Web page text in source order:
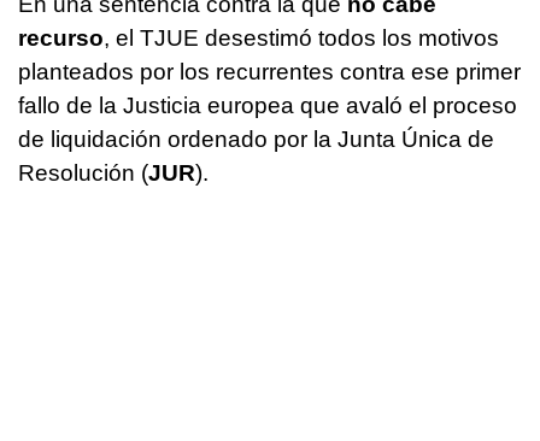
recurso, el TJUE desestimó todos los motivos
planteados por los recurrentes contra ese primer
fallo de la Justicia europea que avaló el proceso
de liquidación ordenado por la Junta Única de
Resolución (JUR).